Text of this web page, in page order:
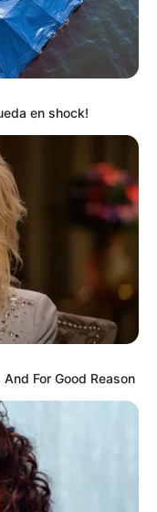
aclaró
única
mental.
sobre el tema y de
conocer la
en shock!
For Good Reason